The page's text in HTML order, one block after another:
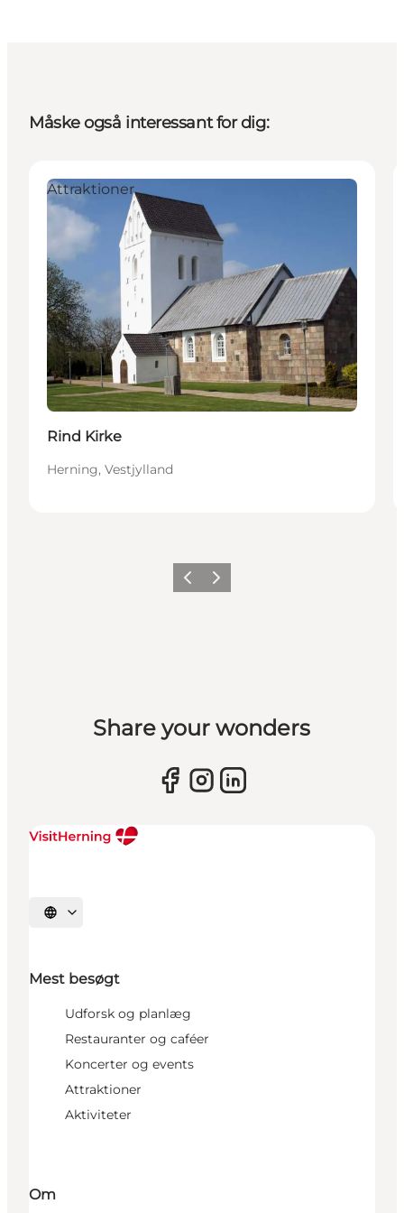
Måske også interessant for dig:
Attraktioner
Rind Kirke
Herning, Vestjylland
Forrige billede
Næste billede
Share your wonders
Vælg sprog
Mest besøgt
Udforsk og planlæg
Restauranter og caféer
Koncerter og events
Attraktioner
Aktiviteter
Om